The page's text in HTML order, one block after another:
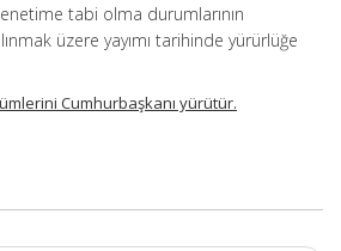
tabi olma durumlarının
üzere yayımı tarihinde yürürlüğe
Cumhurbaşkanı yürütür.